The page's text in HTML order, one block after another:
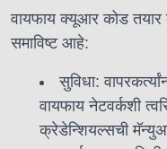
वायफाय क्यूआर कोड
समाविष्ट आहे:
सुविधा:
वायफाय नेटवर्कशी
क्रेडेन्शियल्सची